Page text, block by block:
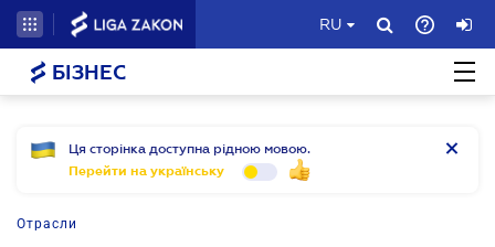
RU
БІЗНЕС
Ця сторінка доступна рідною мовою.
Перейти на українську
Отрасли